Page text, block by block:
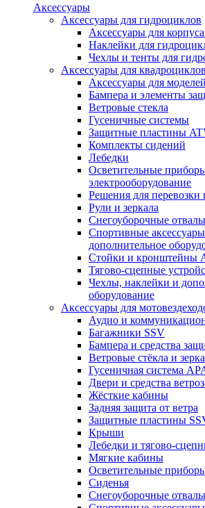
Аксессуары
Аксессуары для гидроциклов
Аксессуары для
Наклейки для
Чехлы и тенты для
Аксессуары для квадроциклов
Аксессуары для
Бампера и элементы
Ветровые стекла
Гусеничные системы
Защитные пластины
Комплекты сидений
Лебедки
Осветительные
электрооборудование
Решения для перевозки
Рули и зеркала
Снегоуборочные
Спортивные
дополнительное
Стойки и кронштейны
Тягово-сцепные
Чехлы, наклейки и
оборудование
Аксессуары для
Аудио и
Багажники SSV
Бампера и средства
Ветровые стёкла и
Гусеничная система
Двери и средства
Жёсткие кабины
Задняя защита от ветра
Защитные пластины
Крыши
Лебедки и тягово-
Мягкие кабины
Осветительные
Сиденья
Снегоуборочные отвалы